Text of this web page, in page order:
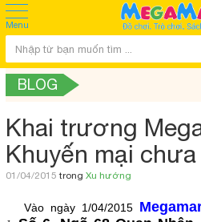
Menu
BLOG
Khai trương
Khuyến mại
01/04/2015 trong Xu hướng
Vào ngày 1/04/2015